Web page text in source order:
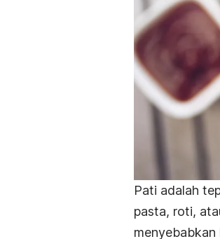
Pati adalah
pasta, roti,